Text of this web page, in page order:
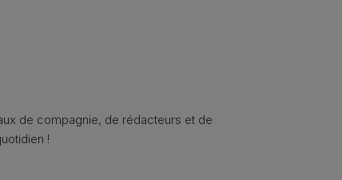
de compagnie, de rédacteurs et de
!